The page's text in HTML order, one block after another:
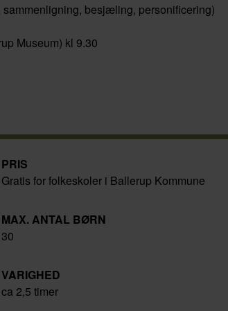
besjæling, personificering)
Museum) kl 9.30
PRIS
Gratis for folkeskoler i Ballerup Kommune
MAX. ANTAL BØRN
30
VARIGHED
ca 2,5 timer